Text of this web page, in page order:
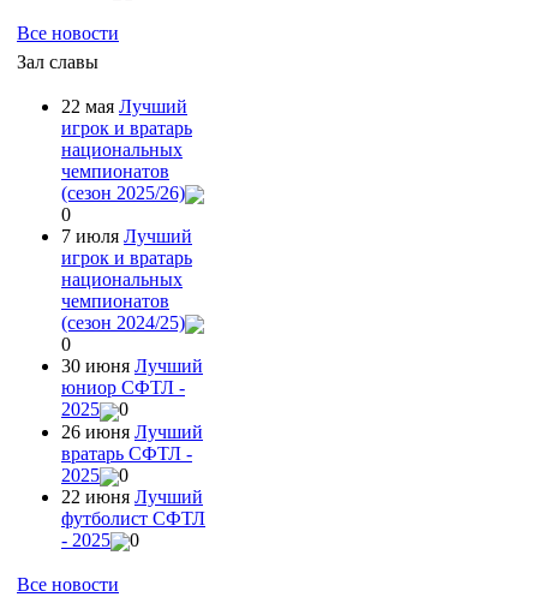
Все новости
Зал славы
22 мая Лучший
игрок и вратарь
национальных
чемпионатов
(сезон 2025/26)
0
7 июля Лучший
игрок и вратарь
национальных
чемпионатов
(сезон 2024/25)
0
30 июня Лучший
юниор СФТЛ -
2025
0
26 июня Лучший
вратарь СФТЛ -
2025
0
22 июня Лучший
футболист СФТЛ
- 2025
0
Все новости